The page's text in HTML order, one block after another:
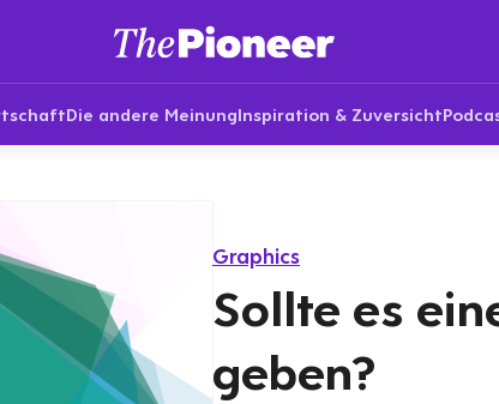
Die andere MeinungInspiration & Zuversicht
Graphics
Sollte es
geben?